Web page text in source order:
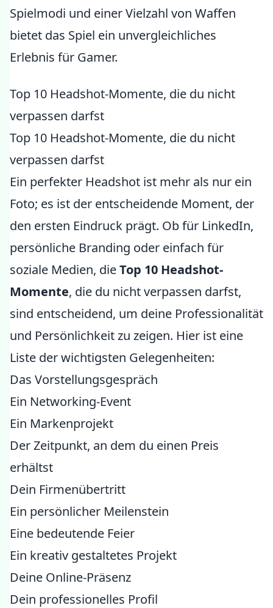
Spielmodi und einer Vielzahl von Waffen
bietet das Spiel ein unvergleichliches
Erlebnis für Gamer.
Top 10 Headshot-Momente, die du nicht
verpassen darfst
Top 10 Headshot-Momente, die du nicht
verpassen darfst
Ein perfekter Headshot ist mehr als nur ein
Foto; es ist der entscheidende Moment, der
den ersten Eindruck prägt. Ob für LinkedIn,
persönliche Branding oder einfach für
soziale Medien, dieTop 10 Headshot-
Momente, die du nicht verpassen darfst,
sind entscheidend, um deine Professionalität
und Persönlichkeit zu zeigen. Hier ist eine
Liste der wichtigsten Gelegenheiten:
Das Vorstellungsgespräch
Ein Networking-Event
Ein Markenprojekt
Der Zeitpunkt, an dem du einen Preis
erhältst
Dein Firmenübertritt
Ein persönlicher Meilenstein
Eine bedeutende Feier
Ein kreativ gestaltetes Projekt
Deine Online-Präsenz
Dein professionelles Profil